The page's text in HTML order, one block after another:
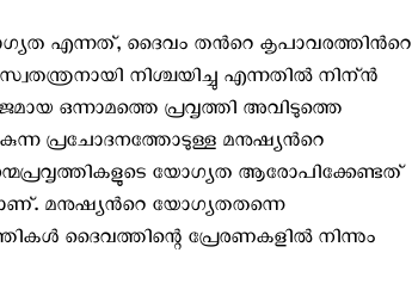
എന്നത്, ദൈവം തന്‍റെ കൃപാവരത്തിന്‍റെ
നിശ്ചയിച്ചു എന്നതില്‍ നിന്ന്‍
ഒന്നാമത്തെ പ്രവൃത്തി അവിടുത്തെ
പ്രചോദനത്തോടുള്ള മനുഷ്യന്‍റെ
യോഗ്യത ആരോപിക്കേണ്ടത്
മനുഷ്യന്‍റെ യോഗ്യതതന്നെ
ദൈവത്തിന്റെ പ്രേരണകളില്‍ നിന്നും